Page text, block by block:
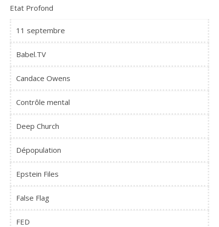
Etat Profond
11 septembre
Babel.TV
Candace Owens
Contrôle mental
Deep Church
Dépopulation
Epstein Files
False Flag
FED